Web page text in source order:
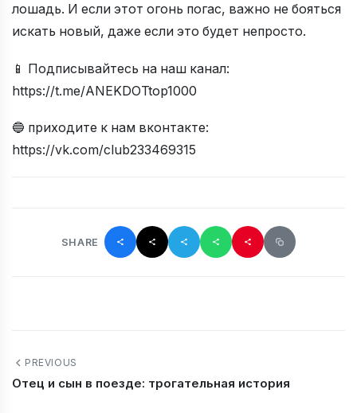
лошадь. И если этот огонь погас, важно не бояться
искать новый, даже если это будет непросто.
📱 Подписывайтесь на наш канал:
https://t.me/ANEKDOTtop1000
🔵 приходите к нам вконтакте:
https://vk.com/club233469315
SHARE
PREVIOUS
Отец и сын в поезде: трогательная история